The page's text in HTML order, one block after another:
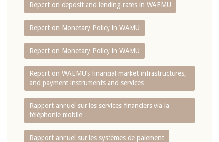
Report on deposit and lending rates in WAEMU
Report on Monetary Policy in WAMU
Report on Monetary Policy in WAMU
Report on WAEMU’s financial market infrastructures,
and payment instruments and services
Rapport annuel sur les services financiers via la
téléphonie mobile
Rapport annuel sur les systèmes de paiement